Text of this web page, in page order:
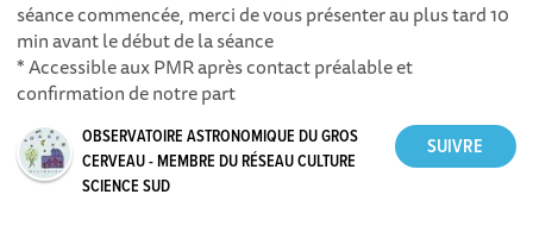
séance commencée, merci de vous présenter au plus tard 10
min avant le début de la séance
* Accessible aux PMR après contact préalable et
confirmation de notre part
OBSERVATOIRE ASTRONOMIQUE DU GROS
CERVEAU - MEMBRE DU RÉSEAU CULTURE
SCIENCE SUD